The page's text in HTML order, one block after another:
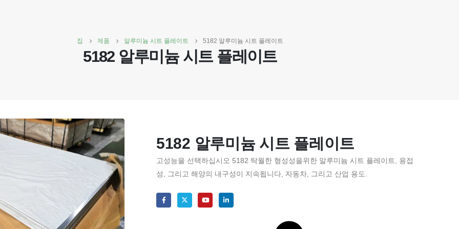
집 제품 알루미늄 시트 플레이트 5182 알루미늄 시트 플레이트
5182 알루미늄 시트 플레이트
5182 알루미늄 시트 플레이트
고성능을 선택하십시오 5182 탁월한 형성성을위한 알루미늄 시트 플레이트, 용접
성, 그리고 해양의 내구성이 지속됩니다, 자동차, 그리고 산업 용도.